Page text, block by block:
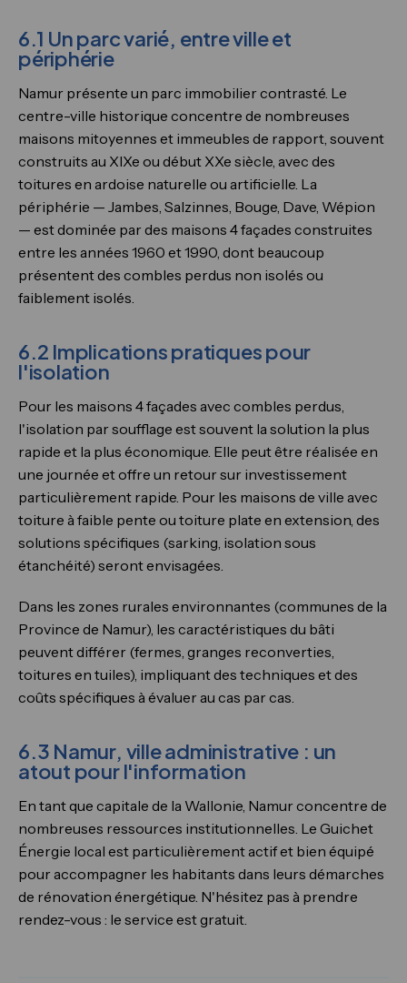
6.1 Un parc varié, entre ville et
périphérie
Namur présente un parc immobilier contrasté. Le
centre-ville historique concentre de nombreuses
maisons mitoyennes et immeubles de rapport, souvent
construits au XIXe ou début XXe siècle, avec des
toitures en ardoise naturelle ou artificielle. La
périphérie — Jambes, Salzinnes, Bouge, Dave, Wépion
— est dominée par des maisons 4 façades construites
entre les années 1960 et 1990, dont beaucoup
présentent des combles perdus non isolés ou
faiblement isolés.
6.2 Implications pratiques pour
l'isolation
Pour les maisons 4 façades avec combles perdus,
l'isolation par soufflage est souvent la solution la plus
rapide et la plus économique. Elle peut être réalisée en
une journée et offre un retour sur investissement
particulièrement rapide. Pour les maisons de ville avec
toiture à faible pente ou toiture plate en extension, des
solutions spécifiques (sarking, isolation sous
étanchéité) seront envisagées.
Dans les zones rurales environnantes (communes de la
Province de Namur), les caractéristiques du bâti
peuvent différer (fermes, granges reconverties,
toitures en tuiles), impliquant des techniques et des
coûts spécifiques à évaluer au cas par cas.
6.3 Namur, ville administrative : un
atout pour l'information
En tant que capitale de la Wallonie, Namur concentre de
nombreuses ressources institutionnelles. Le Guichet
Énergie local est particulièrement actif et bien équipé
pour accompagner les habitants dans leurs démarches
de rénovation énergétique. N'hésitez pas à prendre
rendez-vous : le service est gratuit.